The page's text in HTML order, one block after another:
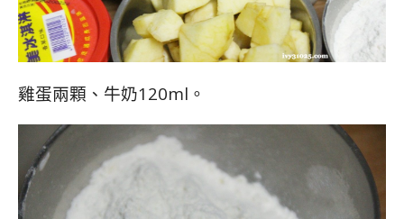
雞蛋兩顆、牛奶120ml。